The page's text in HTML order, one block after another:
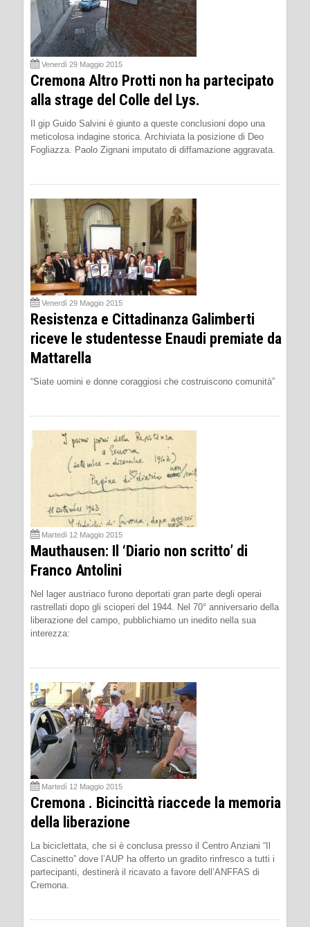
Venerdì 29 Maggio 2015
Cremona Altro Protti non ha partecipato
alla strage del Colle del Lys.
Il gip Guido Salvini è giunto a queste conclusioni dopo una
meticolosa indagine storica. Archiviata la posizione di Deo
Fogliazza. Paolo Zignani imputato di diffamazione aggravata.
Venerdì 29 Maggio 2015
Resistenza e Cittadinanza Galimberti
riceve le studentesse Enaudi premiate da
Mattarella
“Siate uomini e donne coraggiosi che costruiscono comunità”
Martedì 12 Maggio 2015
Mauthausen: Il ‘Diario non scritto’ di
Franco Antolini
Nel lager austriaco furono deportati gran parte degli operai
rastrellati dopo gli scioperi del 1944. Nel 70° anniversario della
liberazione del campo, pubblichiamo un inedito nella sua
interezza:
Martedì 12 Maggio 2015
Cremona . Bicincittà riaccede la memoria
della liberazione
La biciclettata, che si è conclusa presso il Centro Anziani “Il
Cascinetto” dove l’AUP ha offerto un gradito rinfresco a tutti i
partecipanti, destinerà il ricavato a favore dell’ANFFAS di
Cremona.